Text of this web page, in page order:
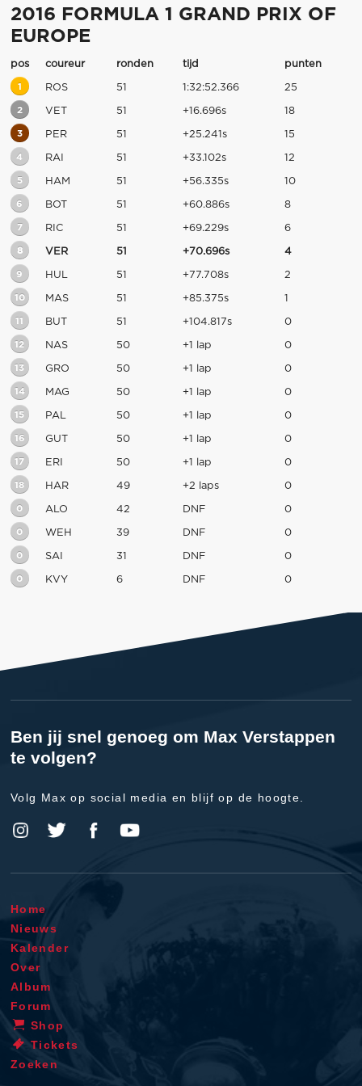
2016 FORMULA 1 GRAND PRIX OF
EUROPE
pos coureur ronden tijd punten
1 ROS 51 1:32:52.366 25
2 VET 51 +16.696s 18
3 PER 51 +25.241s 15
4 RAI 51 +33.102s 12
5 HAM 51 +56.335s 10
6 BOT 51 +60.886s 8
7 RIC 51 +69.229s 6
8 VER 51 +70.696s 4
9 HUL 51 +77.708s 2
10 MAS 51 +85.375s 1
11 BUT 51 +104.817s 0
12 NAS 50 +1 lap 0
13 GRO 50 +1 lap 0
14 MAG 50 +1 lap 0
15 PAL 50 +1 lap 0
16 GUT 50 +1 lap 0
17 ERI 50 +1 lap 0
18 HAR 49 +2 laps 0
0 ALO 42 DNF 0
0 WEH 39 DNF 0
0 SAI 31 DNF 0
0 KVY 6 DNF 0
Ben jij snel genoeg om Max Verstappen
te volgen?
Volg Max op social media en blijf op de hoogte.
Home
Nieuws
Kalender
Over
Album
Forum
Shop
Tickets
Zoeken